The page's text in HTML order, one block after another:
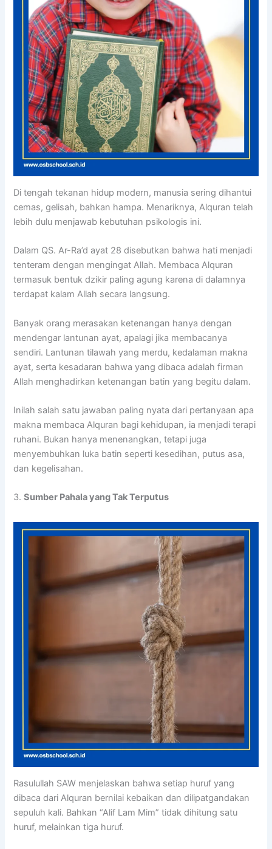
Di tengah tekanan hidup modern, manusia sering dihantui
cemas, gelisah, bahkan hampa. Menariknya, Alquran telah
lebih dulu menjawab kebutuhan psikologis ini.
Dalam QS. Ar-Ra’d ayat 28 disebutkan bahwa hati menjadi
tenteram dengan mengingat Allah. Membaca Alquran
termasuk bentuk dzikir paling agung karena di dalamnya
terdapat kalam Allah secara langsung.
Banyak orang merasakan ketenangan hanya dengan
mendengar lantunan ayat, apalagi jika membacanya
sendiri. Lantunan tilawah yang merdu, kedalaman makna
ayat, serta kesadaran bahwa yang dibaca adalah firman
Allah menghadirkan ketenangan batin yang begitu dalam.
Inilah salah satu jawaban paling nyata dari pertanyaan apa
makna membaca Alquran bagi kehidupan, ia menjadi terapi
ruhani. Bukan hanya menenangkan, tetapi juga
menyembuhkan luka batin seperti kesedihan, putus asa,
dan kegelisahan.
3.Sumber Pahala yang Tak Terputus
Rasulullah SAW menjelaskan bahwa setiap huruf yang
dibaca dari Alquran bernilai kebaikan dan dilipatgandakan
sepuluh kali. Bahkan “Alif Lam Mim” tidak dihitung satu
huruf, melainkan tiga huruf.